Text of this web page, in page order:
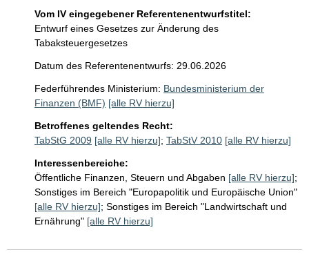
Vom IV eingegebener Referentenentwurfstitel:
Entwurf eines Gesetzes zur Änderung des
Tabaksteuergesetzes
Datum des Referentenentwurfs: 29.06.2026
Federführendes Ministerium: Bundesministerium der
Finanzen (BMF) [alle RV hierzu]
Betroffenes geltendes Recht:
TabStG 2009 [alle RV hierzu]; TabStV 2010 [alle RV hierzu]
Interessenbereiche:
Öffentliche Finanzen, Steuern und Abgaben [alle RV hierzu];
Sonstiges im Bereich "Europapolitik und Europäische Union"
[alle RV hierzu]; Sonstiges im Bereich "Landwirtschaft und
Ernährung" [alle RV hierzu]